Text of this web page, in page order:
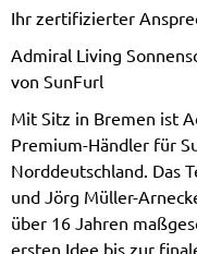
Ihr zertifizierter
Admiral Living
von SunFurl
Mit Sitz in Bremen ist
Premium-Händler für
Norddeutschland. Das
und Jörg Müller-
über 16 Jahren
ersten Idee bis zur